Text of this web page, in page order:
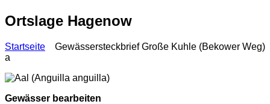
Ortslage Hagenow
Startseite
Gewässersteckbrief Große Kuhle (Bekower Weg)
a
Gewässer bearbeiten